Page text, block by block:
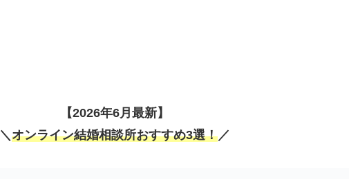
【2026年6月最新】
＼ オンライン結婚相談所おすすめ3選！／